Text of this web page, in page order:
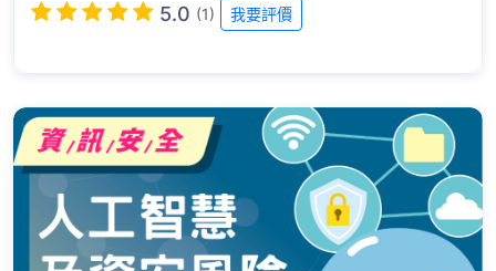
5.0 (1) 我要評價